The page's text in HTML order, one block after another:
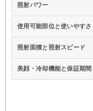
照射パワー
使用可能部位と使いやすさ
照射面積と照射スピード
美顔・冷却機能と保証期間